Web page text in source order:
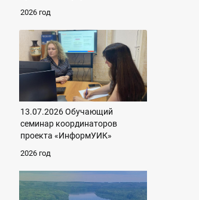
2026 год
13.07.2026 Обучающий
семинар координаторов
проекта «ИнформУИК»
2026 год